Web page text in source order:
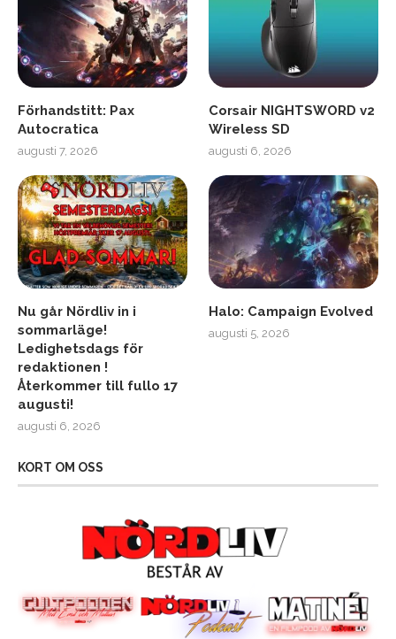
Förhandstitt: Pax
Autocratica
augusti 7, 2026
Corsair NIGHTSWORD v2
Wireless SD
augusti 6, 2026
Nu går Nördliv in i
sommarläge!
Ledighetsdags för
redaktionen !
Återkommer till fullo 17
augusti!
augusti 6, 2026
Halo: Campaign Evolved
augusti 5, 2026
KORT OM OSS